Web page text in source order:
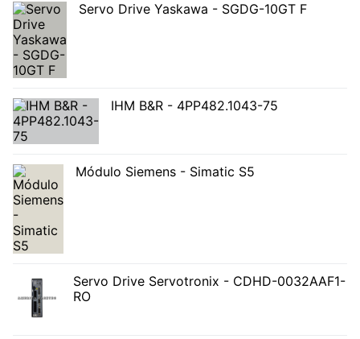
Servo Drive Yaskawa - SGDG-10GT F
IHM B&R - 4PP482.1043-75
Módulo Siemens - Simatic S5
Servo Drive Servotronix - CDHD-0032AAF1-
RO